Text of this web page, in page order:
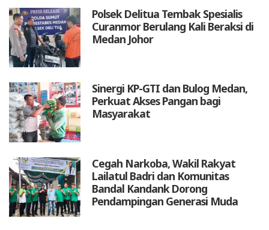
Polsek Delitua Tembak Spesialis
Curanmor Berulang Kali Beraksi di
Medan Johor
Sinergi KP-GTI dan Bulog Medan,
Perkuat Akses Pangan bagi
Masyarakat
Cegah Narkoba, Wakil Rakyat
Lailatul Badri dan Komunitas
Bandal Kandank Dorong
Pendampingan Generasi Muda